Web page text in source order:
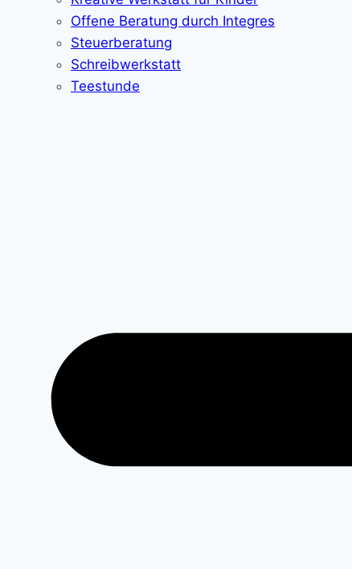
Offene Beratung durch Integres
Steuerberatung
Schreibwerkstatt
Teestunde